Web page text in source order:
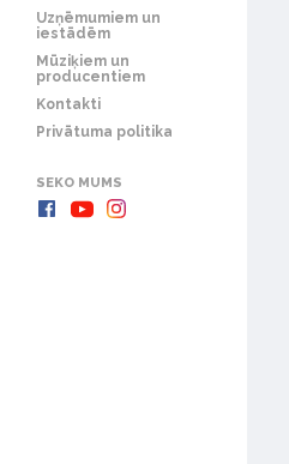
Uzņēmumiem un
iestādēm
Mūziķiem un
producentiem
Kontakti
Privātuma politika
SEKO MUMS